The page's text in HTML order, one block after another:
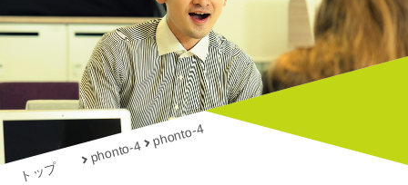
トップ
phonto-4
phonto-4